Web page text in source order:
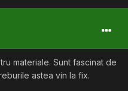
materiale. Sunt fascinat de
astea vin la fix.